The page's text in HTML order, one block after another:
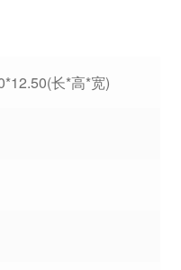
长*高*宽)